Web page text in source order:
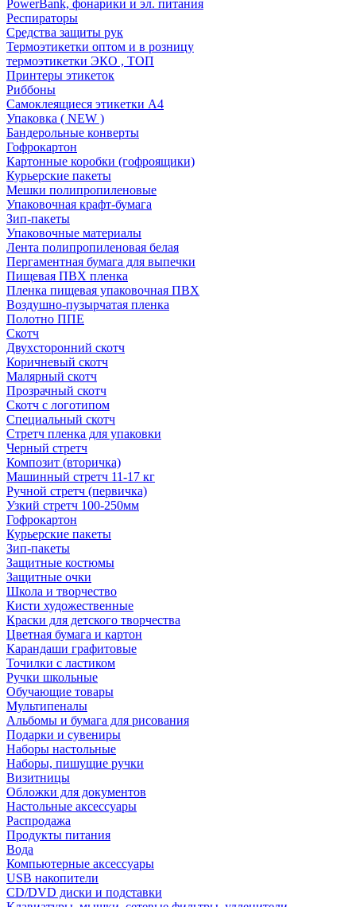
PowerBank, фонарики и эл. питания
Респираторы
Средства защиты рук
Термоэтикетки оптом и в розницу
термоэтикетки ЭКО , ТОП
Принтеры этикеток
Риббоны
Самоклеящиеся этикетки А4
Упаковка ( NEW )
Бандерольные конверты
Гофрокартон
Картонные коробки (гофроящики)
Курьерские пакеты
Мешки полипропиленовые
Упаковочная крафт-бумага
Зип-пакеты
Упаковочные материалы
Лента полипропиленовая белая
Пергаментная бумага для выпечки
Пищевая ПВХ пленка
Пленка пищевая упаковочная ПВХ
Воздушно-пузырчатая пленка
Полотно ППЕ
Скотч
Двухсторонний скотч
Коричневый скотч
Малярный скотч
Прозрачный скотч
Скотч с логотипом
Специальный скотч
Стретч пленка для упаковки
Черный стретч
Композит (вторичка)
Машинный стретч 11-17 кг
Ручной стретч (первичка)
Узкий стретч 100-250мм
Гофрокартон
Курьерские пакеты
Зип-пакеты
Защитные костюмы
Защитные очки
Школа и творчество
Кисти художественные
Краски для детского творчества
Цветная бумага и картон
Карандаши графитовые
Точилки с ластиком
Ручки школьные
Обучающие товары
Мультипеналы
Альбомы и бумага для рисования
Подарки и сувениры
Наборы настольные
Наборы, пишущие ручки
Визитницы
Обложки для документов
Настольные аксессуары
Распродажа
Продукты питания
Вода
Компьютерные аксессуары
USB накопители
CD/DVD диски и подставки